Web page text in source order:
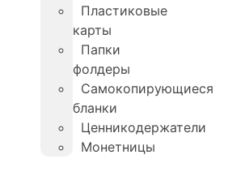
Пластиковые
карты
Папки
фолдеры
Самокопирующиеся
бланки
Ценникодержатели
Монетницы